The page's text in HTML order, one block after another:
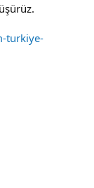
turkiye-